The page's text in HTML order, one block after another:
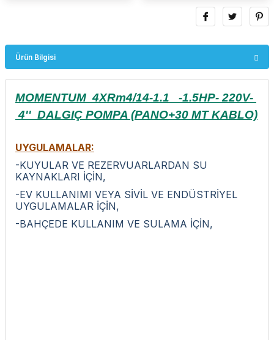
Ürün Bilgisi
MOMENTUM 4XRm4/14-1.1 -1.5HP- 220V-
4'' DALGIÇ POMPA (PANO+30 MT KABLO)
UYGULAMALAR:
-KUYULAR VE REZERVUARLARDAN SU
KAYNAKLARI İÇİN,
-EV KULLANIMI VEYA SİVİL VE ENDÜSTRİYEL
UYGULAMALAR İÇİN,
-BAHÇEDE KULLANIM VE SULAMA İÇİN,